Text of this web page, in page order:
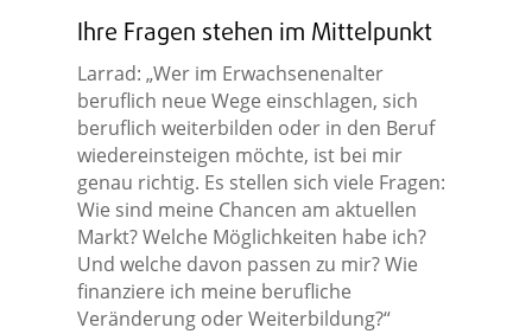
Ihre Fragen stehen im Mittelpunkt
Larrad: „Wer im Erwachsenenalter
beruflich neue Wege einschlagen, sich
beruflich weiterbilden oder in den Beruf
wiedereinsteigen möchte, ist bei mir
genau richtig. Es stellen sich viele Fragen:
Wie sind meine Chancen am aktuellen
Markt? Welche Möglichkeiten habe ich?
Und welche davon passen zu mir? Wie
finanziere ich meine berufliche
Veränderung oder Weiterbildung?“